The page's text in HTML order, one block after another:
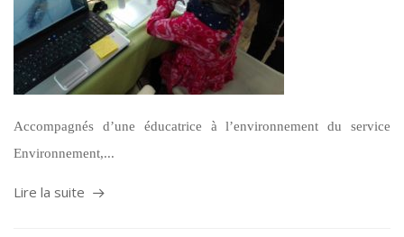
Accompagnés d’une éducatrice à l’environnement du service
Environnement,...
Lire la suite